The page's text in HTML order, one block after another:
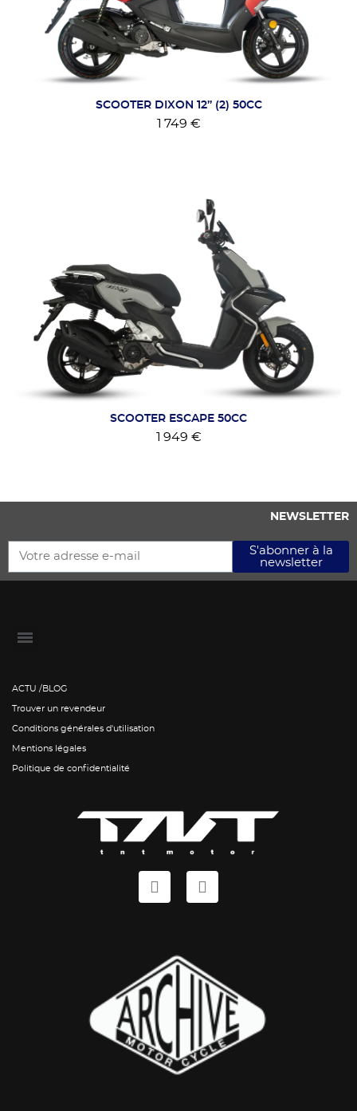
SCOOTER DIXON 12’’ (2) 50CC
1 749 €
SCOOTER ESCAPE 50CC
1 949 €
NEWSLETTER
S'abonner à la
newsletter
ACTU /BLOG
Trouver un revendeur
Conditions générales d'utilisation
Mentions légales
Politique de confidentialité